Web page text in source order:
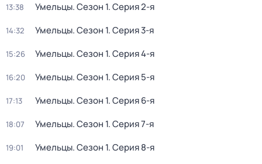
13:38 Умельцы. Сезон 1. Серия 2-я
14:32 Умельцы. Сезон 1. Серия 3-я
15:26 Умельцы. Сезон 1. Серия 4-я
16:20 Умельцы. Сезон 1. Серия 5-я
17:13 Умельцы. Сезон 1. Серия 6-я
18:07 Умельцы. Сезон 1. Серия 7-я
19:01 Умельцы. Сезон 1. Серия 8-я